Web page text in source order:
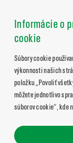
Informácie o
cookie
Súbory cookie
výkonnosti našich
položku „Povoliť
môžete jednotlivo
súborov cookie“, kde